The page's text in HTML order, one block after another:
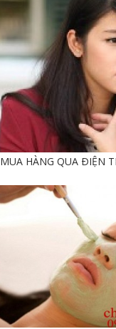
MUA HÀNG QUA ÐIỆN